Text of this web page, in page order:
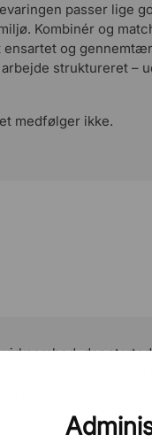
passer lige
Kombinér og
og
struktureret –
medfølger ikke.
der
til kontorer og
skrivebordsstativer